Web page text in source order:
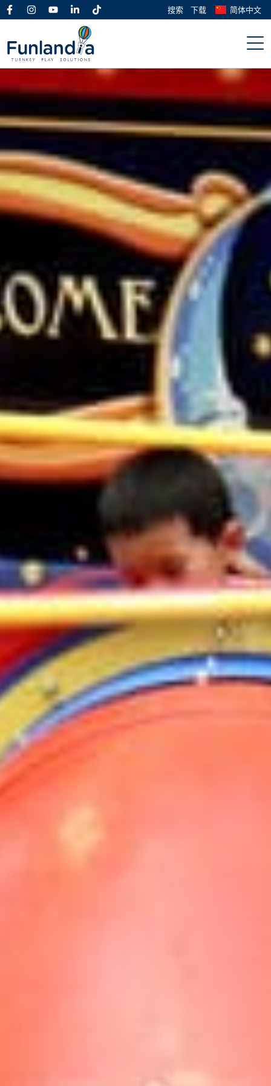
搜索 下载 简体中文